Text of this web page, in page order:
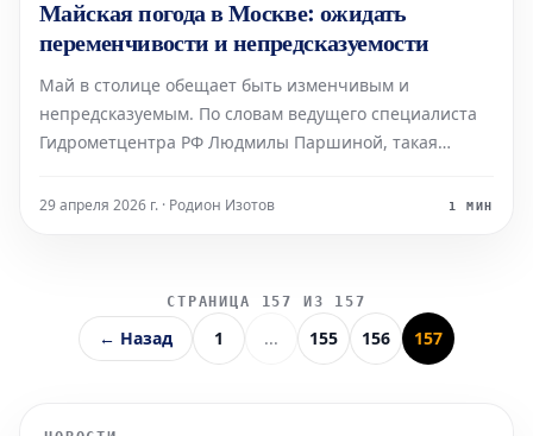
Майская погода в Москве: ожидать
переменчивости и непредсказуемости
Май в столице обещает быть изменчивым и
непредсказуемым. По словам ведущего специалиста
Гидрометцентра РФ Людмилы Паршиной, такая
взаимодействием сезонных, атмосферных и
29 апреля 2026 г. · Родион Изотов 1 МИН
СТРАНИЦА 157 ИЗ 157
← Назад 1 ... 155 156 157